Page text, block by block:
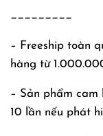
_________
– Freeship toàn
hàng từ
– Sản phẩm cam
10 lần nếu phát